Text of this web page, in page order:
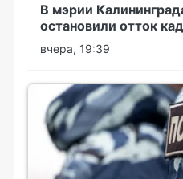
В мэрии
остановили отток
вчера, 19:39